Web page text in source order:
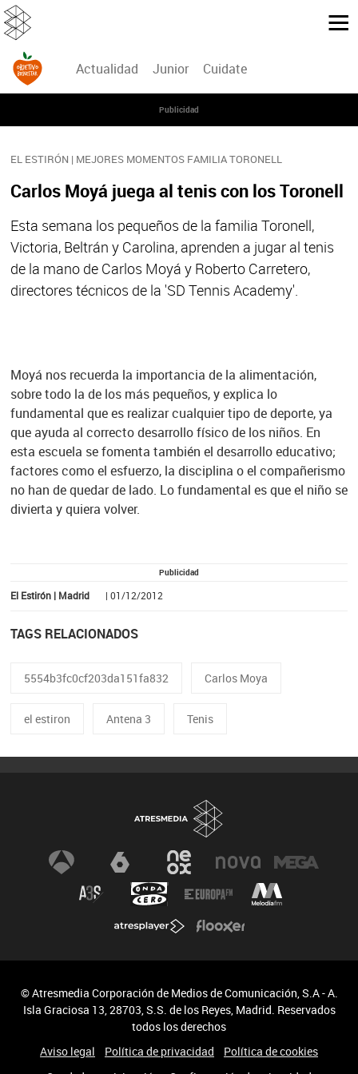
Actualidad Junior Cuidate
Publicidad
EL ESTIRÓN | MEJORES MOMENTOS FAMILIA TORONELL
Carlos Moyá juega al tenis con los Toronell
Esta semana los pequeños de la familia Toronell,
Victoria, Beltrán y Carolina, aprenden a jugar al tenis
de la mano de Carlos Moyá y Roberto Carretero,
directores técnicos de la 'SD Tennis Academy'.
Moyá nos recuerda la importancia de la alimentación,
sobre todo la de los más pequeños, y explica lo
fundamental que es realizar cualquier tipo de deporte, ya
que ayuda al correcto desarrollo físico de los niños. En
esta escuela se fomenta también el desarrollo educativo;
factores como el esfuerzo, la disciplina o el compañerismo
no han de quedar de lado. Lo fundamental es que el niño se
divierta y quiera volver.
Publicidad
El Estirón | Madrid | 01/12/2012
TAGS RELACIONADOS
5554b3fc0cf203da151fa832 Carlos Moya
el estiron Antena 3 Tenis
© Atresmedia Corporación de Medios de Comunicación, S.A - A.
Isla Graciosa 13, 28703, S.S. de los Reyes, Madrid. Reservados
todos los derechos
Aviso legal
Política de privacidad
Política de cookies